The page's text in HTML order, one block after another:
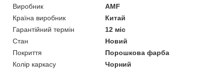
Виробник
AMF
Країна виробник
Китай
Гарантійний термін
12 міс
Стан
Новий
Покриття
Порошкова фарба
Колір каркасу
Чорний